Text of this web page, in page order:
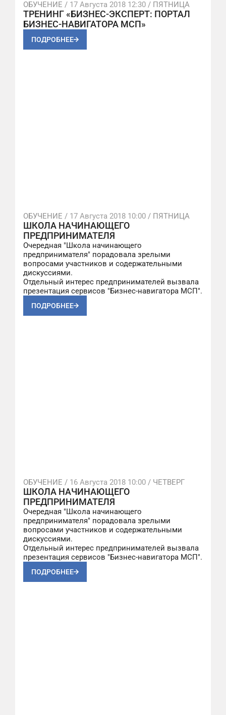
ОБУЧЕНИЕ / 17 Августа 2018 12:30 / ПЯТНИЦА
ТРЕНИНГ «БИЗНЕС-ЭКСПЕРТ: ПОРТАЛ
БИЗНЕС-НАВИГАТОРА МСП»
ПОДРОБНЕЕ
ОБУЧЕНИЕ / 17 Августа 2018 10:00 / ПЯТНИЦА
ШКОЛА НАЧИНАЮЩЕГО
ПРЕДПРИНИМАТЕЛЯ
Очередная "Школа начинающего
предпринимателя" порадовала зрелыми
вопросами участников и содержательными
дискуссиями.
Отдельный интерес предпринимателей вызвала
презентация сервисов "Бизнес-навигатора МСП".
ПОДРОБНЕЕ
ОБУЧЕНИЕ / 16 Августа 2018 10:00 / ЧЕТВЕРГ
ШКОЛА НАЧИНАЮЩЕГО
ПРЕДПРИНИМАТЕЛЯ
Очередная "Школа начинающего
предпринимателя" порадовала зрелыми
вопросами участников и содержательными
дискуссиями.
Отдельный интерес предпринимателей вызвала
презентация сервисов "Бизнес-навигатора МСП".
ПОДРОБНЕЕ